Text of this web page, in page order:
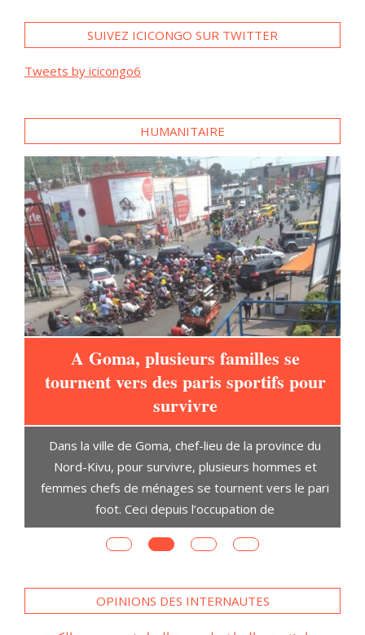
SUIVEZ ICICONGO SUR TWITTER
Tweets by icicongo6
HUMANITAIRE
A Goma, plusieurs familles se
tournent vers des paris sportifs pour
survivre
Dans la ville de Goma, chef-lieu de la province du
Nord-Kivu, pour survivre, plusieurs hommes et
femmes chefs de ménages se tournent vers le pari
foot. Ceci depuis l’occupation de
OPINIONS DES INTERNAUTES